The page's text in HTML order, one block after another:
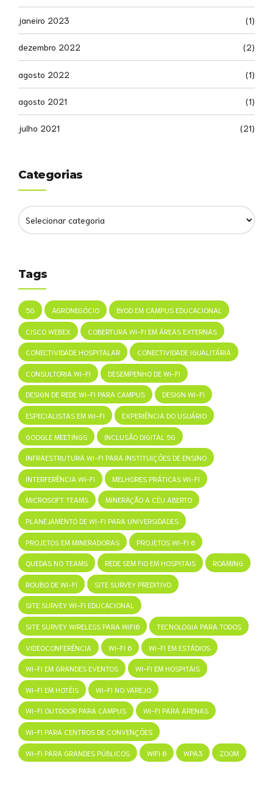
janeiro 2023 (1)
dezembro 2022 (2)
agosto 2022 (1)
agosto 2021 (1)
julho 2021 (21)
Categorias
Tags
5G AGRONEGÓCIO BYOD EM CAMPUS EDUCACIONAL
CISCO WEBEX COBERTURA WI-FI EM ÁREAS EXTERNAS
CONECTIVIDADE HOSPITALAR CONECTIVIDADE IGUALITÁRIA
CONSULTORIA WI-FI DESEMPENHO DE WI-FI
DESIGN DE REDE WI-FI PARA CAMPUS DESIGN WI-FI
ESPECIALISTAS EM WI-FI EXPERIÊNCIA DO USUÁRIO
GOOGLE MEETINGS INCLUSÃO DIGITAL 5G
INFRAESTRUTURA WI-FI PARA INSTITUIÇÕES DE ENSINO
INTERFERÊNCIA WI-FI MELHORES PRÁTICAS WI-FI
MICROSOFT TEAMS MINERAÇÃO A CÉU ABERTO
PLANEJAMENTO DE WI-FI PARA UNIVERSIDADES
PROJETOS EM MINERADORAS PROJETOS WI-FI 6
QUEDAS NO TEAMS REDE SEM FIO EM HOSPITAIS ROAMING
ROUBO DE WI-FI SITE SURVEY PREDITIVO
SITE SURVEY WI-FI EDUCACIONAL
SITE SURVEY WIRELESS PARA WIFI6 TECNOLOGIA PARA TODOS
VIDEOCONFERÊNCIA WI-FI 6 WI-FI EM ESTÁDIOS
WI-FI EM GRANDES EVENTOS WI-FI EM HOSPITAIS
WI-FI EM HOTÉIS WI-FI NO VAREJO
WI-FI OUTDOOR PARA CAMPUS WI-FI PARA ARENAS
WI-FI PARA CENTROS DE CONVENÇÕES
WI-FI PARA GRANDES PÚBLICOS WIFI 6 WPA3 ZOOM